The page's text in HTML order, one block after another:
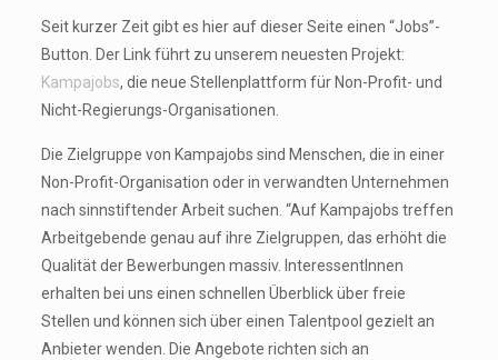
Seit kurzer Zeit gibt es hier auf dieser Seite einen “Jobs”-
Button. Der Link führt zu unserem neuesten Projekt:
Kampajobs, die neue Stellenplattform für Non-Profit- und
Nicht-Regierungs-Organisationen.
Die Zielgruppe von Kampajobs sind Menschen, die in einer
Non-Profit-Organisation oder in verwandten Unternehmen
nach sinnstiftender Arbeit suchen. “Auf Kampajobs treffen
Arbeitgebende genau auf ihre Zielgruppen, das erhöht die
Qualität der Bewerbungen massiv. InteressentInnen
erhalten bei uns einen schnellen Überblick über freie
Stellen und können sich über einen Talentpool gezielt an
Anbieter wenden. Die Angebote richten sich an